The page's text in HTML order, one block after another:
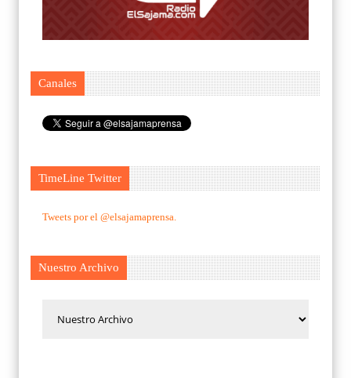
Canales
TimeLine Twitter
Tweets por el @elsajamaprensa.
Nuestro Archivo